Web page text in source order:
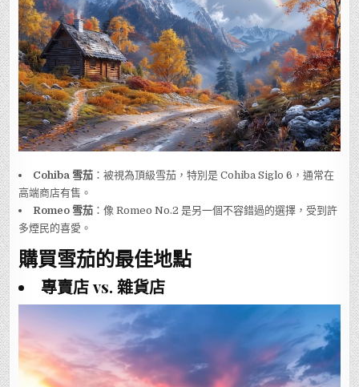
Cohiba 雪茄 ：被視為頂級雪茄，特別是 Cohiba Siglo 6，通常在
高端商店有售。
Romeo 雪茄 ：像 Romeo No.2 是另一個不容錯過的選擇，受到許
多煙民的喜愛。
購買雪茄的最佳地點
專賣店 vs. 雜貨店